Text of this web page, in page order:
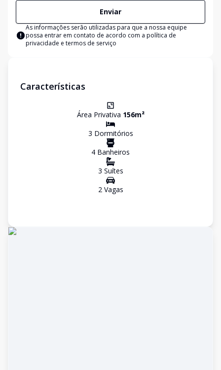
Enviar
As informações serão utilizadas para que a nossa equipe
possa entrar em contato de acordo com a política de
privacidade e termos de serviço
Características
Área Privativa 156m²
3 Dormitórios
4 Banheiros
3 Suítes
2Vagas